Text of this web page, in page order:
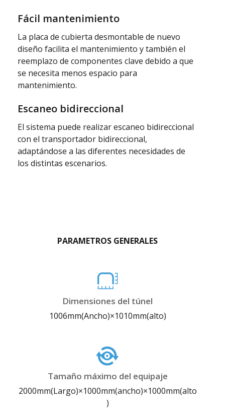
Fácil mantenimiento
La placa de cubierta desmontable de nuevo
diseño facilita el mantenimiento y también el
reemplazo de componentes clave debido a que
se necesita menos espacio para
mantenimiento.
Escaneo bidireccional
El sistema puede realizar escaneo bidireccional
con el transportador bidireccional,
adaptándose a las diferentes necesidades de
los distintas escenarios.
PARAMETROS GENERALES
Dimensiones del túnel
1006mm(Ancho)×1010mm(alto)
Tamaño máximo del equipaje
2000mm(Largo)×1000mm(ancho)×1000mm(alto
)